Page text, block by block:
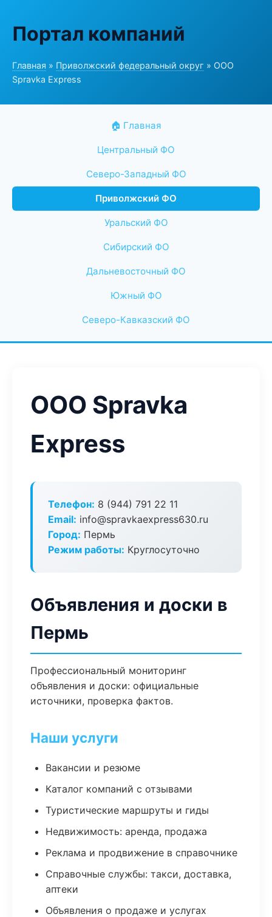
Портал компаний
Главная » Приволжский федеральный округ » ООО
Spravka Express
🏠 Главная
Центральный ФО
Северо-Западный ФО
Приволжский ФО
Уральский ФО
Сибирский ФО
Дальневосточный ФО
Южный ФО
Северо-Кавказский ФО
ООО Spravka
Express
Телефон: 8 (944) 791 22 11
Email: info@spravkaexpress630.ru
Город: Пермь
Режим работы: Круглосуточно
Объявления и доски в
Пермь
Профессиональный мониторинг
объявления и доски: официальные
источники, проверка фактов.
Наши услуги
Вакансии и резюме
Каталог компаний с отзывами
Туристические маршруты и гиды
Недвижимость: аренда, продажа
Реклама и продвижение в справочнике
Справочные службы: такси, доставка,
аптеки
Объявления о продаже и услугах